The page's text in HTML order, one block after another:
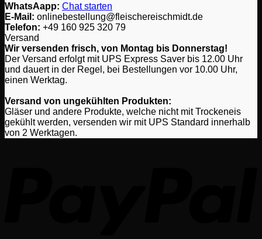
WhatsAapp: Chat starten
E-Mail: onlinebestellung@fleischereischmidt.de
Telefon: ‎+49 160 925 320 79
Versand
Wir versenden frisch, von Montag bis Donnerstag!
Der Versand erfolgt mit UPS Express Saver bis 12.00 Uhr
und dauert in der Regel, bei Bestellungen vor 10.00 Uhr,
einen Werktag.
Versand von ungekühlten Produkten:
Gläser und andere Produkte, welche nicht mit Trockeneis
gekühlt werden, versenden wir mit UPS Standard innerhalb
von 2 Werktagen.